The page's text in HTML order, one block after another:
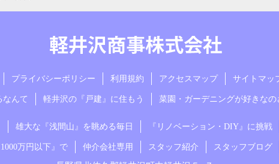
プライバシーポリシー 利用規約 アクセスマップ サイトマッ
なんて 軽井沢の『戸建』に住もう 菜園・ガーデニングが好きなの
雄大な『浅間山』を眺める毎日 『リノベーション・DIY』に挑戦
万円以下』で 仲介会社専用 スタッフ紹介 スタッフブログ